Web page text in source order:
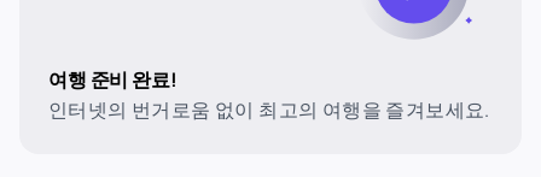
여행 준비 완료!
인터넷의 번거로움 없이 최고의 여행을 즐겨보세요.